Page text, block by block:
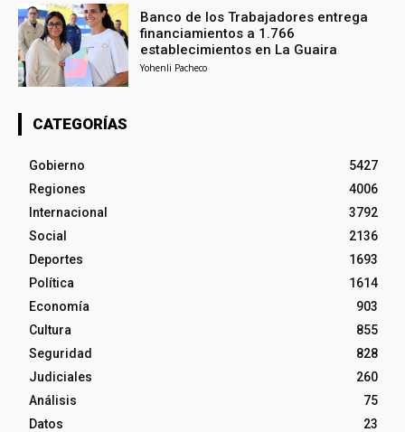
Banco de los Trabajadores entrega
financiamientos a 1.766
establecimientos en La Guaira
Yohenli Pacheco
CATEGORÍAS
Gobierno
5427
Regiones
4006
Internacional
3792
Social
2136
Deportes
1693
Política
1614
Economía
903
Cultura
855
Seguridad
828
Judiciales
260
Análisis
75
Datos
23